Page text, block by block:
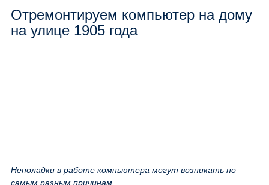
Отремонтируем компьютер на дому
на улице 1905 года
Неполадки в работе компьютера могут возникать по
самым разным причинам.